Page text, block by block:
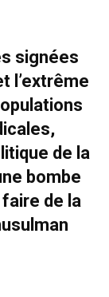
signées
l’extrême
de la
bombe
de la